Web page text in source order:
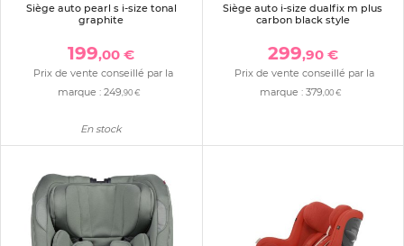
Siège auto pearl s i-size tonal
graphite
199,00 €
Prix de vente conseillé par la
marque :249,90 €
En stock
Siège auto i-size dualfix m plus
carbon black style
299,90 €
Prix de vente conseillé par la
marque :379,00 €